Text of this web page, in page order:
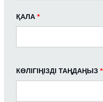
ҚАЛА *
КӨЛІГІҢІЗДІ ТАҢДАҢЫЗ *